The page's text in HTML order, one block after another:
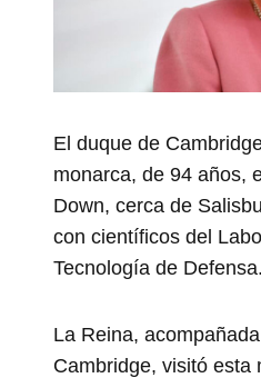
El duque de
monarca, de 94 años,
Down, cerca de
con científicos del
Tecnología de Defensa.
La Reina,
Cambridge, visitó esta